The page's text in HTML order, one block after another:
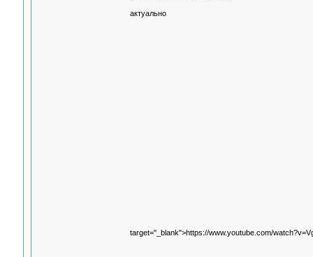
актуально
target="_blank">https://www.youtube.com/